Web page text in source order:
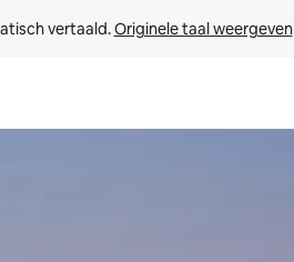
vertaald. Originele taal weergeven